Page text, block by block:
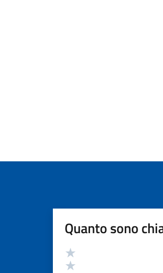
Quanto sono
Valutazione